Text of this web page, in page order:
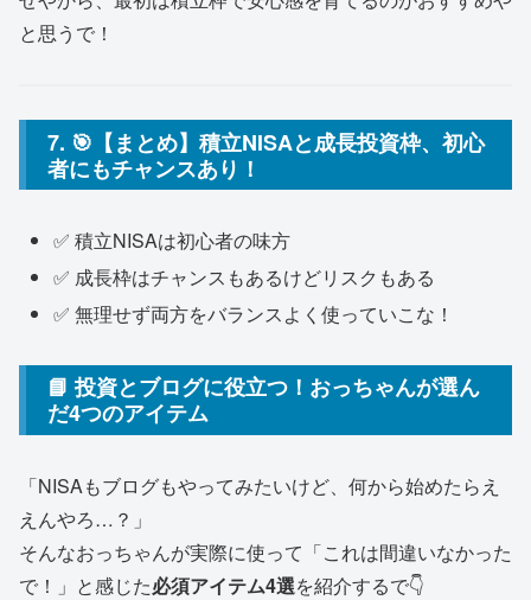
と思うで！
7. 🎯【まとめ】積立NISAと成長投資枠、初心
者にもチャンスあり！
✅ 積立NISAは初心者の味方
✅ 成長枠はチャンスもあるけどリスクもある
✅ 無理せず両方をバランスよく使っていこな！
📘 投資とブログに役立つ！おっちゃんが選ん
だ4つのアイテム
「NISAもブログもやってみたいけど、何から始めたらえ
えんやろ…？」
そんなおっちゃんが実際に使って「これは間違いなかった
で！」と感じた必須アイテム4選を紹介するで👇